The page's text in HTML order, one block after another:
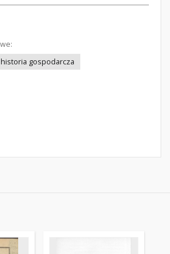
historia gospodarcza